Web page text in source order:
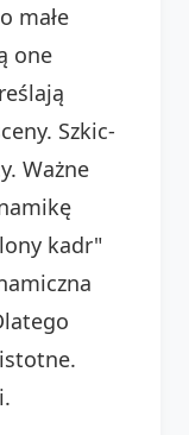
małe
one
Szkic-
Ważne
kadr"